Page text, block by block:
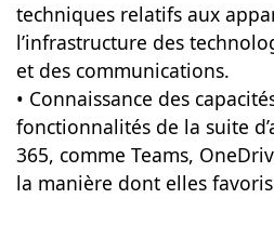
techniques relatifs aux
l’infrastructure des
et des communications.
• Connaissance des
fonctionnalités de la suite
365, comme Teams,
la manière dont elles